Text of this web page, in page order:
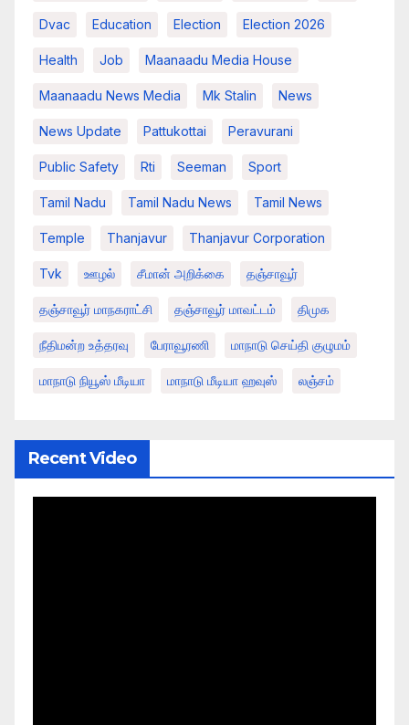
Dvac Education Election Election 2026
Health Job Maanaadu Media House
Maanaadu News Media Mk Stalin News
News Update Pattukottai Peravurani
Public Safety Rti Seeman Sport
Tamil Nadu Tamil Nadu News Tamil News
Temple Thanjavur Thanjavur Corporation
Tvk ஊழல் சீமான் அறிக்கை தஞ்சாவூர்
தஞ்சாவூர் மாநகராட்சி தஞ்சாவூர் மாவட்டம் திமுக
நீதிமன்ற உத்தரவு பேராவூரணி மாநாடு செய்தி குழுமம்
மாநாடு நியூஸ் மீடியா மாநாடு மீடியா ஹவுஸ் லஞ்சம்
Recent Video